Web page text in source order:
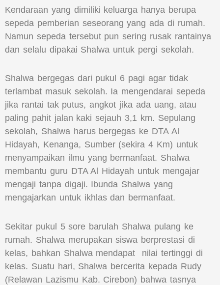
Kendaraan yang dimiliki keluarga hanya berupa
sepeda pemberian seseorang yang ada di rumah.
Namun sepeda tersebut pun sering rusak rantainya
dan selalu dipakai Shalwa untuk pergi sekolah.
Shalwa bergegas dari pukul 6 pagi agar tidak
terlambat masuk sekolah. Ia mengendarai sepeda
jika rantai tak putus, angkot jika ada uang, atau
paling pahit jalan kaki sejauh 3,1 km. Sepulang
sekolah, Shalwa harus bergegas ke DTA Al
Hidayah, Kenanga, Sumber (sekira 4 Km) untuk
menyampaikan ilmu yang bermanfaat. Shalwa
membantu guru DTA Al Hidayah untuk mengajar
mengaji tanpa digaji. Ibunda Shalwa yang
mengajarkan untuk ikhlas dan bermanfaat.
Sekitar pukul 5 sore barulah Shalwa pulang ke
rumah. Shalwa merupakan siswa berprestasi di
kelas, bahkan Shalwa mendapat nilai tertinggi di
kelas. Suatu hari, Shalwa bercerita kepada Rudy
(Relawan Lazismu Kab. Cirebon) bahwa tasnya